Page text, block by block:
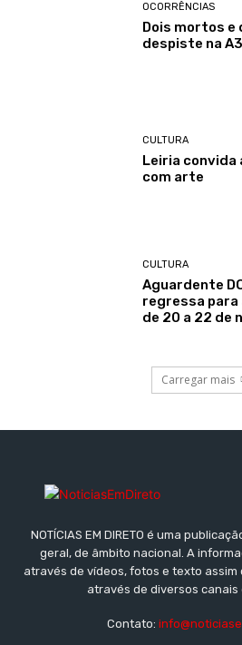
OCORRÊNCIAS
Dois mortos
despiste na
CULTURA
Leiria convida
com arte
CULTURA
Aguardente
regressa para
de 20 a 22 de
Carregar mais
NOTÍCIAS EM DIRETO é uma
geral, de âmbito nacional. A
através de vídeos, fotos e texto assim
através de diversos canais
Contato: